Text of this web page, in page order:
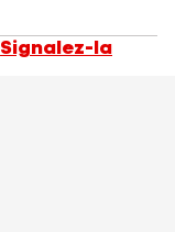
Signalez-la